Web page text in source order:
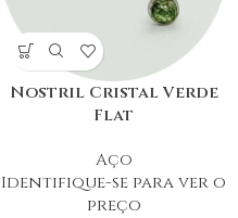
Nostril Cristal Verde
Flat
Aço
Identifique-se para ver o
preço